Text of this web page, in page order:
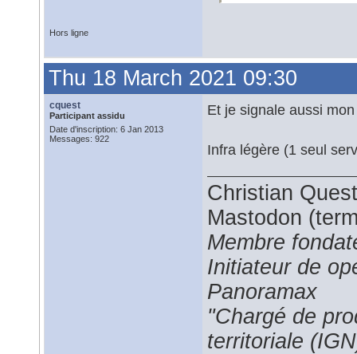
Hors ligne
Thu 18 March 2021 09:30
cquest
Participant assidu
Date d'inscription: 6 Jan 2013
Messages: 922
Et je signale aussi
Infra légère (1 seul
Christian
Mastodon
Membre
Initiateur de
Panoramax
"Chargé de
territoriale